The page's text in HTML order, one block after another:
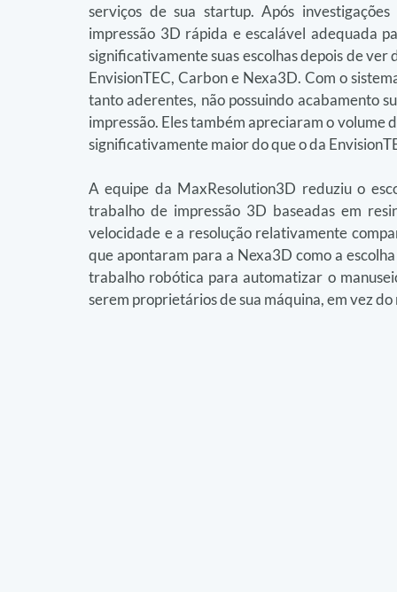
serviços de sua startup. Após
impressão 3D rápida e escalável adequada
significativamente suas escolhas depois de
EnvisionTEC, Carbon e Nexa3D. Com o
tanto aderentes, não possuindo acabamento
impressão. Eles também apreciaram o volume
significativamente maior do que o da
A equipe da MaxResolution3D reduziu o
trabalho de impressão 3D baseadas em
velocidade e a resolução relativamente
que apontaram para a Nexa3D como a
trabalho robótica para automatizar o
serem proprietários de sua máquina, em vez